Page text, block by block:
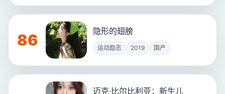
86 隐形的翅膀
运动励志 2019 国产
迈克·比尔比利亚：新生儿